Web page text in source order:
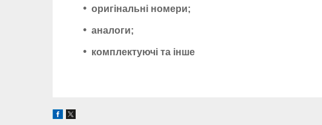
оригінальні номери;
аналоги;
комплектуючі та інше